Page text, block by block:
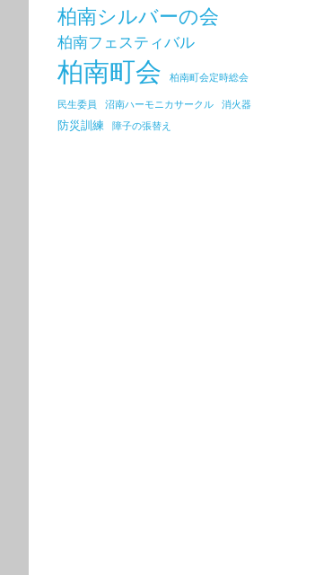
柏南シルバーの会
柏南フェスティバル
柏南町会
柏南町会定時総会
民生委員
沼南ハーモニカサークル 消火器
防災訓練 障子の張替え